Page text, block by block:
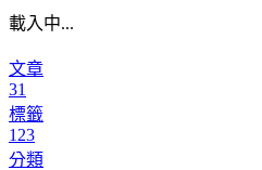
載入中...
文章
31
標籤
123
分類